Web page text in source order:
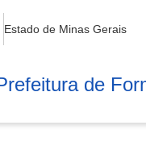
Estado de Minas Gerais
de